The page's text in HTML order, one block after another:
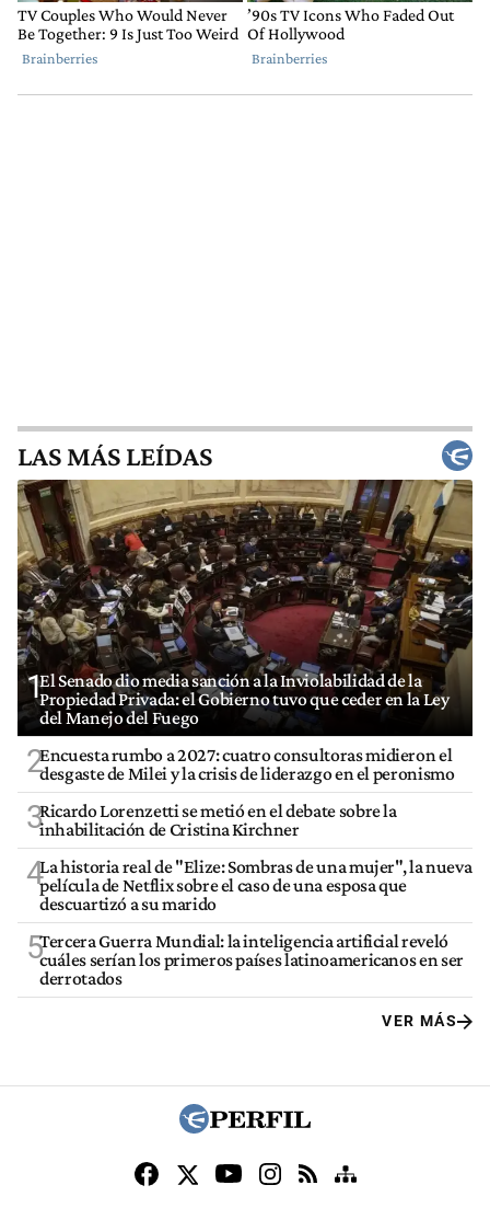
LAS MÁS LEÍDAS
1El Senado dio media sanción a la Inviolabilidad de la
Propiedad Privada: el Gobierno tuvo que ceder en la Ley
del Manejo del Fuego
2Encuesta rumbo a 2027: cuatro consultoras midieron el
desgaste de Milei y la crisis de liderazgo en el peronismo
3Ricardo Lorenzetti se metió en el debate sobre la
inhabilitación de Cristina Kirchner
4La historia real de "Elize: Sombras de una mujer", la nueva
película de Netflix sobre el caso de una esposa que
descuartizó a su marido
5Tercera Guerra Mundial: la inteligencia artificial reveló
cuáles serían los primeros países latinoamericanos en ser
derrotados
VER MÁS